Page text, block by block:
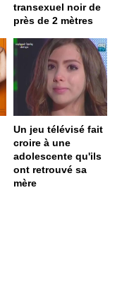
transexuel noir de
près de 2 mètres
Un jeu télévisé fait
croire à une
adolescente qu'ils
ont retrouvé sa
mère